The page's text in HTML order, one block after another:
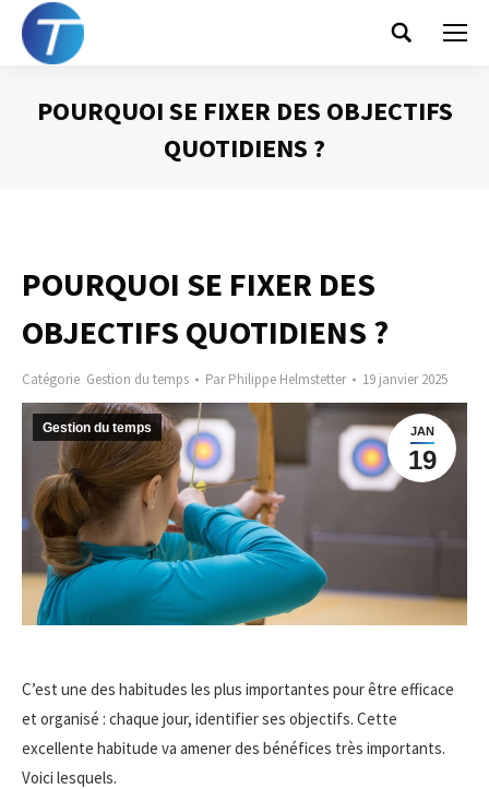
Search:
POURQUOI SE FIXER DES OBJECTIFS
QUOTIDIENS ?
POURQUOI SE FIXER DES
OBJECTIFS QUOTIDIENS ?
Catégorie Gestion du temps ParPhilippe Helmstetter 19 janvier 2025
JAN
19
Gestion du temps
C’est une des habitudes les plus importantes pour être efficace
et organisé : chaque jour, identifier ses objectifs. Cette
excellente habitude va amener des bénéfices très importants.
Voici lesquels.